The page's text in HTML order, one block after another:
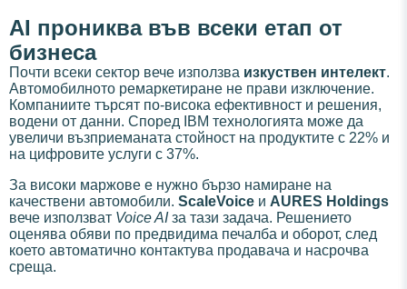
AI прониква във всеки етап от
бизнеса
Почти всеки сектор вече използва изкуствен интелект.
Автомобилното ремаркетиране не прави изключение.
Компаниите търсят по-висока ефективност и решения,
водени от данни. Според IBM технологията може да
увеличи възприеманата стойност на продуктите с 22% и
на цифровите услуги с 37%.
За високи маржове е нужно бързо намиране на
качествени автомобили. ScaleVoice и AURES Holdings
вече използват Voice AIза тази задача. Решението
оценява обяви по предвидима печалба и оборот, след
което автоматично контактува продавача и насрочва
среща.